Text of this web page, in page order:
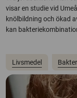
visar en studie vid
knölbildning och ökad
kan
Livsmedel